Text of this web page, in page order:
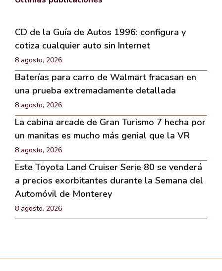
CD de la Guía de Autos 1996: configura y
cotiza cualquier auto sin Internet
8 agosto, 2026
Baterías para carro de Walmart fracasan en
una prueba extremadamente detallada
8 agosto, 2026
La cabina arcade de Gran Turismo 7 hecha por
un manitas es mucho más genial que la VR
8 agosto, 2026
Este Toyota Land Cruiser Serie 80 se venderá
a precios exorbitantes durante la Semana del
Automóvil de Monterey
8 agosto, 2026